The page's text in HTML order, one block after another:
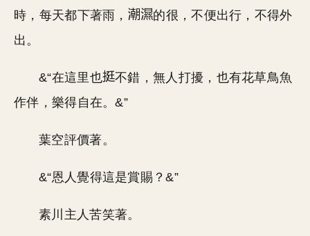
時，每天都下著雨，
的很，不便出行，不得外
出。
&“在這里也
不錯，無人打擾，也有花草鳥魚
作伴，樂得自在。&”
葉空評價著。
&“恩人覺得這是賞賜？&”
素川主人苦笑著。